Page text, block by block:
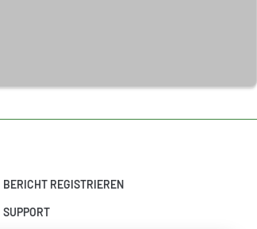
BERICHT REGISTRIEREN
SUPPORT